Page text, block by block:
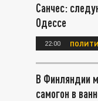
Санчес:
Одессе
22:00
В Финляндии
самогон в